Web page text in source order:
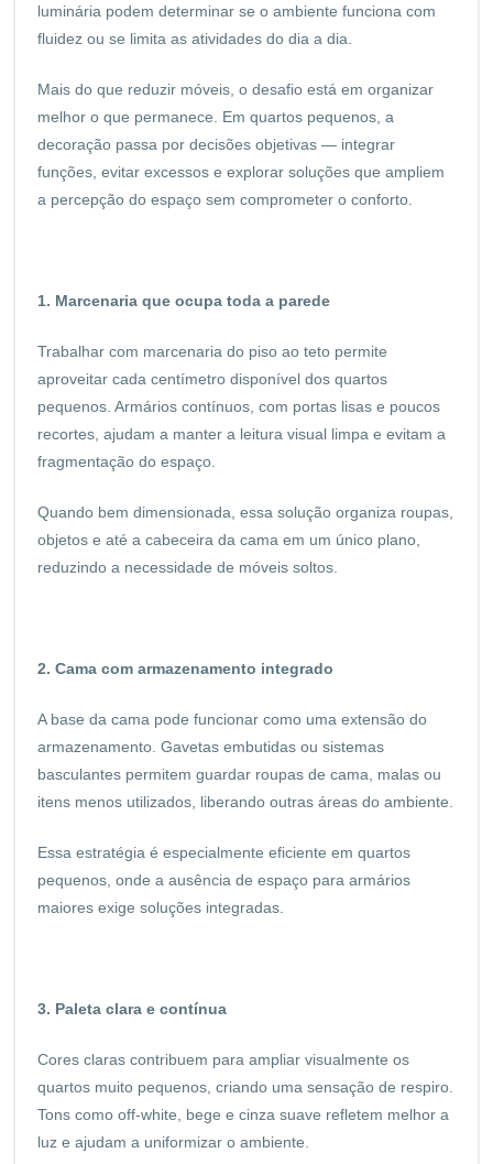
luminária podem determinar se o ambiente funciona com
fluidez ou se limita as atividades do dia a dia.
Mais do que reduzir móveis, o desafio está em organizar
melhor o que permanece. Em quartos pequenos, a
decoração passa por decisões objetivas — integrar
funções, evitar excessos e explorar soluções que ampliem
a percepção do espaço sem comprometer o conforto.
1. Marcenaria que ocupa toda a parede
Trabalhar com marcenaria do piso ao teto permite
aproveitar cada centímetro disponível dos quartos
pequenos. Armários contínuos, com portas lisas e poucos
recortes, ajudam a manter a leitura visual limpa e evitam a
fragmentação do espaço.
Quando bem dimensionada, essa solução organiza roupas,
objetos e até a cabeceira da cama em um único plano,
reduzindo a necessidade de móveis soltos.
2. Cama com armazenamento integrado
A base da cama pode funcionar como uma extensão do
armazenamento. Gavetas embutidas ou sistemas
basculantes permitem guardar roupas de cama, malas ou
itens menos utilizados, liberando outras áreas do ambiente.
Essa estratégia é especialmente eficiente em quartos
pequenos, onde a ausência de espaço para armários
maiores exige soluções integradas.
3. Paleta clara e contínua
Cores claras contribuem para ampliar visualmente os
quartos muito pequenos, criando uma sensação de respiro.
Tons como off-white, bege e cinza suave refletem melhor a
luz e ajudam a uniformizar o ambiente.